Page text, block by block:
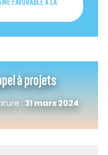
à projets
: 31 mars 2024